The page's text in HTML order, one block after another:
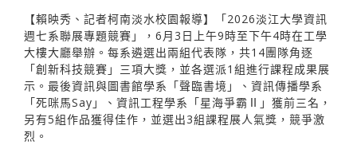
【賴映秀、記者柯南淡水校園報導】「2026淡江大學資訊
週七系聯展專題競賽」，6月3日上午9時至下午4時在工學
大樓大廳舉辦。每系遴選出兩組代表隊，共14團隊角逐
「創新科技競賽」三項大獎，並各選派1組進行課程成果展
示。最後資訊與圖書館學系「聲臨書境」、資訊傳播學系
「死咪馬Say」、資訊工程學系「星海爭霸Ⅱ」獲前三名，
另有5組作品獲得佳作，並選出3組課程展人氣獎，競爭激
烈。